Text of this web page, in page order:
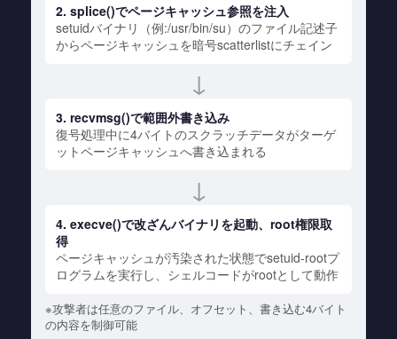
2. splice()でページキャッシュ参照を注入
setuidバイナリ（例:/usr/bin/su）のファイル記述子
からページキャッシュを暗号scatterlistにチェイン
↓
3. recvmsg()で範囲外書き込み
復号処理中に4バイトのスクラッチデータがターゲ
ットページキャッシュへ書き込まれる
↓
4. execve()で改ざんバイナリを起動、root権限取
得
ページキャッシュが汚染された状態でsetuid-rootプ
ログラムを実行し、シェルコードがrootとして動作
※攻撃者は任意のファイル、オフセット、書き込む4バイト
の内容を制御可能